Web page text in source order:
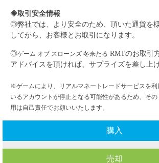
◈取引安全情報
◎弊社では、より安全のため、頂いた通貨を
してから、お客様とお取引になります。
◎ゲーム オブ スローンズ 冬来たる RMTのお取引
アドバイスを頂ければ、サプライズを差し上
※ゲームにより、リアルマネートレードサービスを利
いるアカウントが停止となる可能性があるため、その
用は自己責任でお願いいたします。
購入
売却